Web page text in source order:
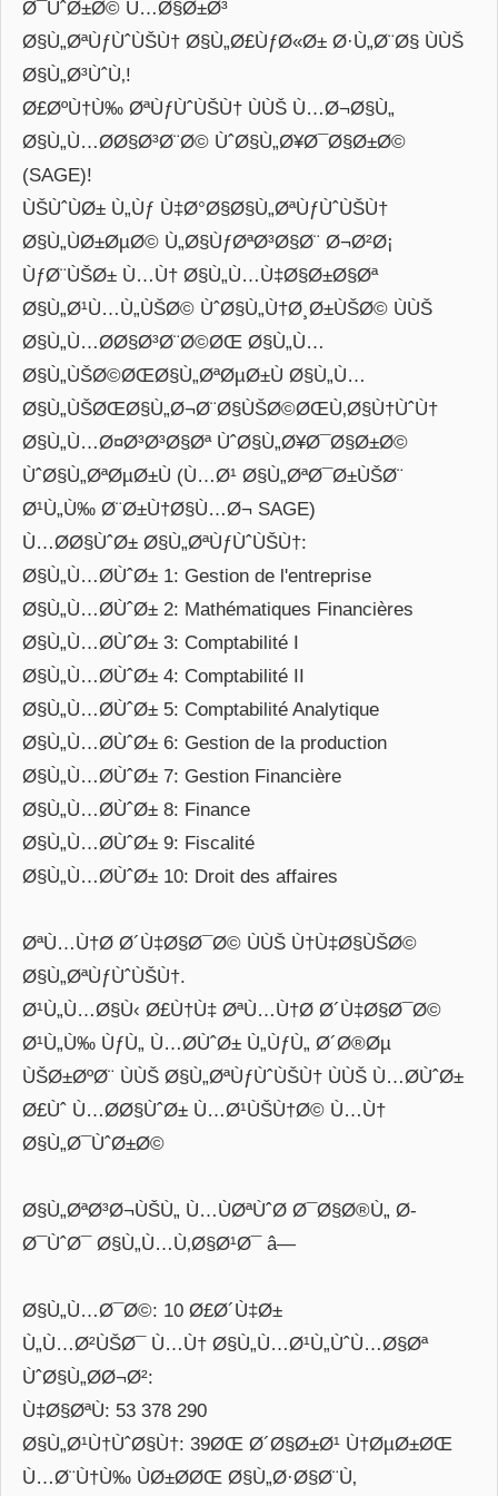
Ø¯ÙˆØ±Ø© Ù…Ø§Ø±Ø³
Ø§Ù„ØªÙƒÙˆÙŠÙ† Ø§Ù„Ø£ÙƒØ«Ø± Ø·Ù„Ø¨Ø§ ÙÙŠ
Ø§Ù„Ø³ÙˆÙ‚!
Ø£ØºÙ†Ù‰ ØªÙƒÙˆÙŠÙ† ÙÙŠ Ù…Ø¬Ø§Ù„
Ø§Ù„Ù…Ø­Ø§Ø³Ø¨Ø© ÙˆØ§Ù„Ø¥Ø¯Ø§Ø±Ø©
(SAGE)!
ÙŠÙˆÙØ± Ù„Ùƒ Ù‡Ø°Ø§Ø§Ù„ØªÙƒÙˆÙŠÙ†
Ø§Ù„ÙØ±ØµØ© Ù„Ø§ÙƒØªØ³Ø§Ø¨ Ø¬Ø²Ø¡
ÙƒØ¨ÙŠØ± Ù…Ù† Ø§Ù„Ù…Ù‡Ø§Ø±Ø§Øª
Ø§Ù„Ø¹Ù…Ù„ÙŠØ© ÙˆØ§Ù„Ù†Ø¸Ø±ÙŠØ© ÙÙŠ
Ø§Ù„Ù…Ø­Ø§Ø³Ø¨Ø©ØŒ Ø§Ù„Ù…
Ø§Ù„ÙŠØ©ØŒØ§Ù„ØªØµØ±Ù Ø§Ù„Ù…
Ø§Ù„ÙŠØŒØ§Ù„Ø¬Ø¨Ø§ÙŠØ©ØŒÙ‚Ø§Ù†ÙˆÙ†
Ø§Ù„Ù…Ø¤Ø³Ø³Ø§Øª ÙˆØ§Ù„Ø¥Ø¯Ø§Ø±Ø©
ÙˆØ§Ù„ØªØµØ±Ù (Ù…Ø¹ Ø§Ù„ØªØ¯Ø±ÙŠØ¨
Ø¹Ù„Ù‰ Ø¨Ø±Ù†Ø§Ù…Ø¬ SAGE)
Ù…Ø­Ø§ÙˆØ± Ø§Ù„ØªÙƒÙˆÙŠÙ†:
Ø§Ù„Ù…Ø­ÙˆØ± 1: Gestion de l'entreprise
Ø§Ù„Ù…Ø­ÙˆØ± 2: Mathématiques Financières
Ø§Ù„Ù…Ø­ÙˆØ± 3: Comptabilité I
Ø§Ù„Ù…Ø­ÙˆØ± 4: Comptabilité II
Ø§Ù„Ù…Ø­ÙˆØ± 5: Comptabilité Analytique
Ø§Ù„Ù…Ø­ÙˆØ± 6: Gestion de la production
Ø§Ù„Ù…Ø­ÙˆØ± 7: Gestion Financière
Ø§Ù„Ù…Ø­ÙˆØ± 8: Finance
Ø§Ù„Ù…Ø­ÙˆØ± 9: Fiscalité
Ø§Ù„Ù…Ø­ÙˆØ± 10: Droit des affaires
ØªÙ…Ù†Ø­ Ø´Ù‡Ø§Ø¯Ø© ÙÙŠ Ù†Ù‡Ø§ÙŠØ©
Ø§Ù„ØªÙƒÙˆÙŠÙ†.
Ø¹Ù„Ù…Ø§Ù‹ Ø£Ù†Ù‡ ØªÙ…Ù†Ø­ Ø´Ù‡Ø§Ø¯Ø©
Ø¹Ù„Ù‰ ÙƒÙ„ Ù…Ø­ÙˆØ± Ù„ÙƒÙ„ Ø´Ø®Øµ
ÙŠØ±ØºØ¨ ÙÙŠ Ø§Ù„ØªÙƒÙˆÙŠÙ† ÙÙŠ Ù…Ø­ÙˆØ±
Ø£Ùˆ Ù…Ø­Ø§ÙˆØ± Ù…Ø¹ÙŠÙ†Ø© Ù…Ù†
Ø§Ù„Ø¯ÙˆØ±Ø©
Ø§Ù„ØªØ³Ø¬ÙŠÙ„ Ù…ÙØªÙˆØ­ Ø¯Ø§Ø®Ù„ Ø­
Ø¯ÙˆØ¯ Ø§Ù„Ù…Ù‚Ø§Ø¹Ø¯ â—
Ø§Ù„Ù…Ø¯Ø©: 10 Ø£Ø´Ù‡Ø±
Ù„Ù…Ø²ÙŠØ¯ Ù…Ù† Ø§Ù„Ù…Ø¹Ù„ÙˆÙ…Ø§Øª
ÙˆØ§Ù„Ø­Ø¬Ø²:
Ù‡Ø§ØªÙ: 53 378 290
Ø§Ù„Ø¹Ù†ÙˆØ§Ù†: 39ØŒ Ø´Ø§Ø±Ø¹ Ù†ØµØ±ØŒ
Ù…Ø¨Ù†Ù‰ ÙØ±Ø­ØŒ Ø§Ù„Ø·Ø§Ø¨Ù‚